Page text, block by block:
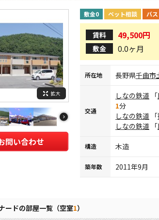
拡大
問い合わせ
敷金0 ペット相談 バ
賃料 49,500円
敷金 0.0ヶ月
所在地 長野県千曲市
交通
しなの鉄道 「
1分
しなの鉄道 「
しなの鉄道 「
構造 木造
築年数 2011年9月
ードの部屋一覧（空室1）